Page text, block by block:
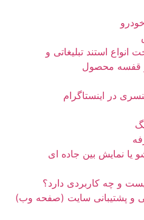
استند تبلیغاتی و
قفسه محصول
در اینستاگرام
یا نمایش بین جاده ای
و چه کاربردی دارد؟
و پشتیبانی سایت (صفحه وب)